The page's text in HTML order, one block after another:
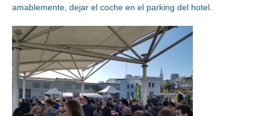
amablemente, dejar el coche en el parking del hotel.